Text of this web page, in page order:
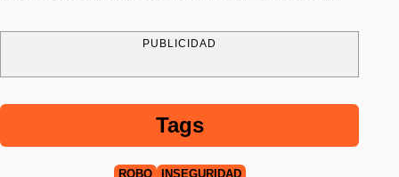
PUBLICIDAD
Tags
ROBO INSEGURIDAD